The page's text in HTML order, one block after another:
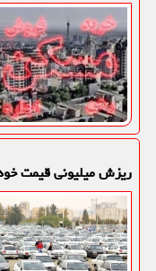
ریزش میلیونی قیمت